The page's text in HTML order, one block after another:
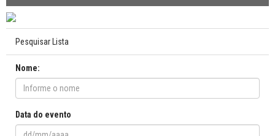
Pesquisar Lista
Nome:
Data do evento